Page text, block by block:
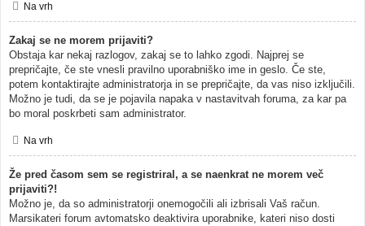
Na vrh
Zakaj se ne morem prijaviti?
Obstaja kar nekaj razlogov, zakaj se to lahko zgodi. Najprej se
prepričajte, če ste vnesli pravilno uporabniško ime in geslo. Če ste,
potem kontaktirajte administratorja in se prepričajte, da vas niso izključili.
Možno je tudi, da se je pojavila napaka v nastavitvah foruma, za kar pa
bo moral poskrbeti sam administrator.
Na vrh
Že pred časom sem se registriral, a se naenkrat ne morem več
prijaviti?!
Možno je, da so administratorji onemogočili ali izbrisali Vaš račun.
Marsikateri forum avtomatsko deaktivira uporabnike, kateri niso dosti